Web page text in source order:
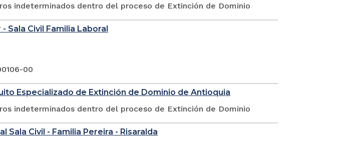
indeterminados dentro del proceso de Extinción de Dominio
Sala Civil Familia Laboral
00
Especializado de Extinción de Dominio de Antioquia
indeterminados dentro del proceso de Extinción de Dominio
Civil - Familia Pereira - Risaralda